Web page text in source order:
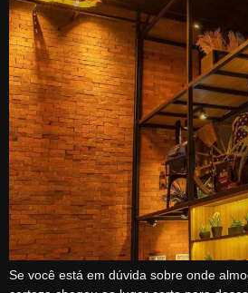
Se você está em dúvida sobre onde